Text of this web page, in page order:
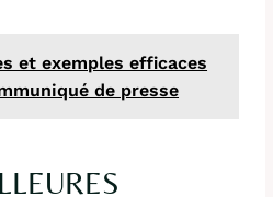
et exemples efficaces
de presse